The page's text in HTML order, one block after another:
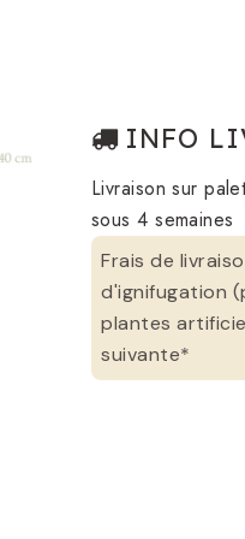
INFO
Livraison sur
sous 4 semaines
Frais de
d'ignifugation
plantes
suivante*